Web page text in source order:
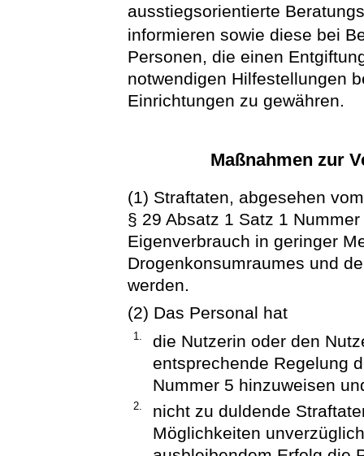
ausstiegsorientierte
informieren sowie diese bei
Personen, die einen
notwendigen Hilfestellungen
Einrichtungen zu gewähren.
Maßnahmen zur
(1) Straftaten, abgesehen
§ 29 Absatz 1 Satz 1
Eigenverbrauch in geringer
Drogenkonsumraumes und
werden.
(2) Das Personal hat
1.
die Nutzerin oder den
entsprechende Regelung
Nummer 5 hinzuweisen
2.
nicht zu duldende
Möglichkeiten